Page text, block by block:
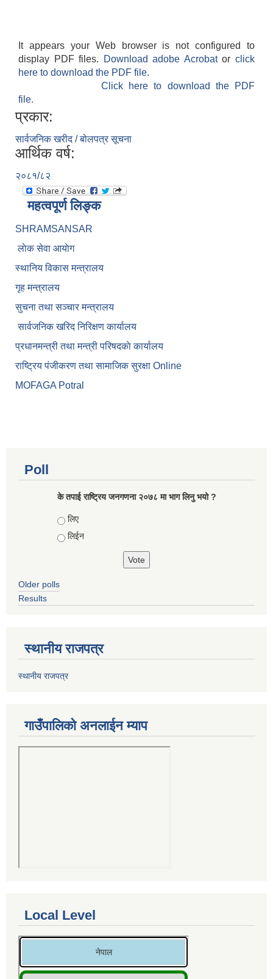
It appears your Web browser is not configured to
display PDF files.
Download adobe Acrobatorclick
here to download the PDF file.
Click here to download the PDF
file.
प्रकार:
सार्वजनिक खरीद / बोलपत्र सूचना
आर्थिक वर्ष:
२०८१/८२
महत्वपूर्ण लिङ्क
SHRAMSANSAR
लाेक सेवा आयाेग
स्थानिय विकास मन्त्रालय
गृह मन्त्रालय
सुचना तथा सञ्चार मन्त्रालय
सार्वजनिक खरिद निरिक्षण कार्यालय
प्रधानमन्त्री तथा मन्त्री परिषदकाे कार्यालय
राष्ट्रिय पंजीकरण तथा सामाजिक सुरक्षा Online
MOFAGA Potral
Poll
के तपाई राष्ट्रिय जनगणना २०७८ मा भाग लिनु भयो ?
Choices
लिए
लिईन
Older polls
Results
स्थानीय राजपत्र
स्थानीय राजपत्र
गाउँपालिको अनलाईन म्याप
Local Level